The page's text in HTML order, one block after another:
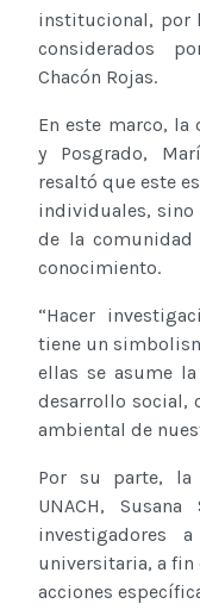
institucional, por
considerados
Chacón Rojas.
En este marco, la
y Posgrado,
resaltó que este
individuales,
de la comunidad
conocimiento.
“Hacer
tiene un
ellas se asume
desarrollo social,
ambiental de
Por su parte, la
UNACH,
investigadores
universitaria, a fin
acciones